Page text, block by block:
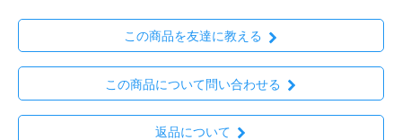
この商品を友達に教える
この商品について問い合わせる
返品について